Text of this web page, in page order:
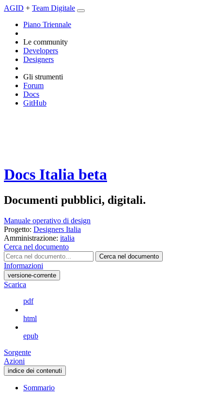
AGID + Team Digitale
Piano Triennale
Le community
Developers
Designers
Gli strumenti
Forum
Docs
GitHub
Docs Italia beta
Documenti pubblici, digitali.
Manuale operativo di design
Progetto: Designers Italia
Amministrazione: italia
Cerca nel documento
Cerca nel documento
Informazioni
versione-corrente
Scarica
pdf
html
epub
Sorgente
Azioni
indice dei contenuti
Sommario